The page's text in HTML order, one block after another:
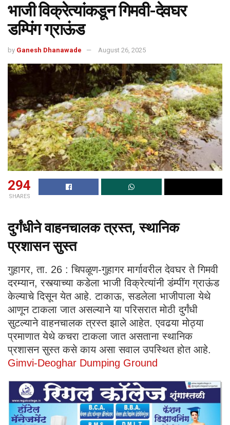
भाजी विक्रेत्यांकडून गिमवी-देवघर
डम्पिंग ग्राऊंड
by Ganesh Dhanawade August 26, 2025
294
SHARES
दुर्गंधीने वाहनचालक त्रस्त, स्थानिक
प्रशासन सुस्त
गुहागर, ता. 26 : चिपळूण-गुहागर मार्गावरील देवघर ते गिमवी
दरम्यान, रस्त्याच्या कडेला भाजी विक्रेत्यांनी डंम्पींग ग्राऊंड
केल्याचे दिसून येत आहे. टाकाऊ, सडलेला भाजीपाला येथे
आणून टाकला जात असल्याने या परिसरात मोठी दुर्गंधी
सुटल्याने वाहनचालक त्रस्त झाले आहेत. एवढया मोठ्या
प्रमाणात येथे कचरा टाकला जात असताना स्थानिक
प्रशासन सुस्त कसे काय असा सवाल उपस्थित होत आहे.
Gimvi-Deoghar Dumping Ground